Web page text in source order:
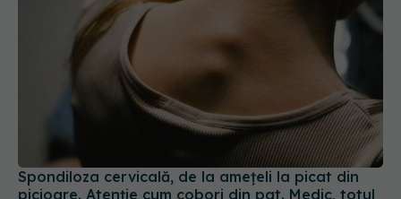
Spondiloza cervicală, de la amețeli la picat din
picioare. Atenție cum cobori din pat. Medic, totul
despre SIMPTOME și ciocurile pe coloană
08 iun 2022, 16:58